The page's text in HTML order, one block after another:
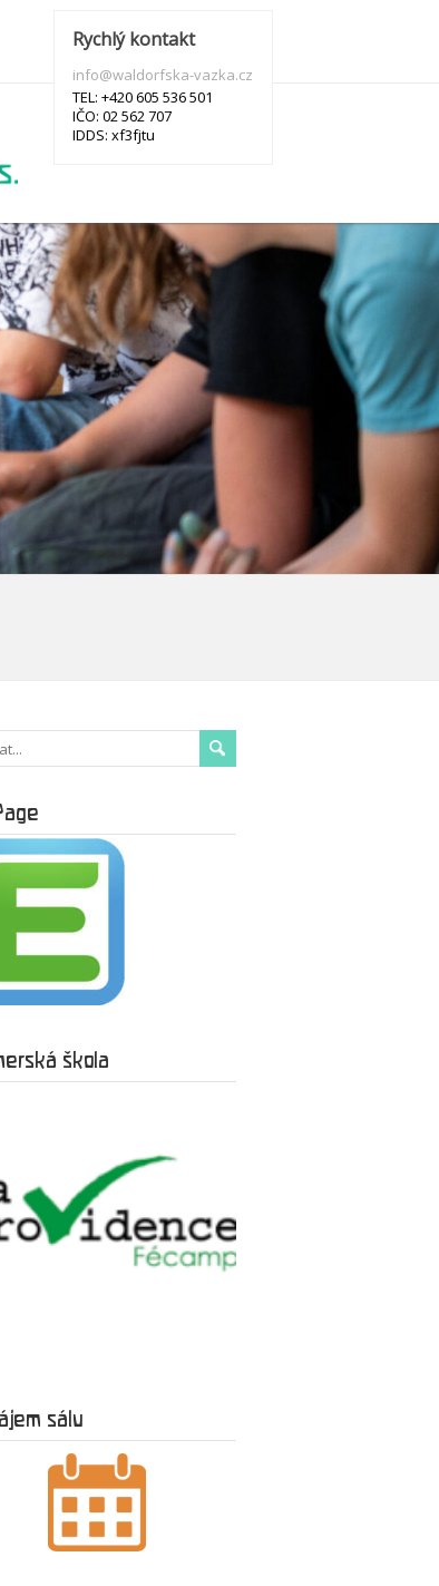
Rychlý kontakt
info@waldorfska-vazka.cz
TEL: +420 605 536 501
IČO: 02 562 707
IDDS: xf3fjtu
škola
sálu